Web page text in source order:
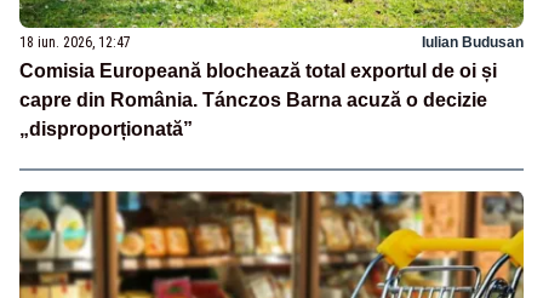
18 iun. 2026, 12:47 Iulian Budusan
Comisia Europeană blochează total exportul de oi și
capre din România. Tánczos Barna acuză o decizie
„disproporționată”